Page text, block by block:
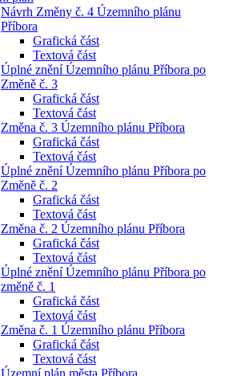
Návrh Změny č. 4 Územního plánu
Příbora
Grafická část
Textová část
Úplné znění Územního plánu Příbora po
Změně č. 3
Grafická část
Textová část
Změna č. 3 Územního plánu Příbora
Grafická část
Textová část
Úplné znění Územního plánu Příbora po
Změně č. 2
Grafická část
Textová část
Změna č. 2 Územního plánu Příbora
Grafická část
Textová část
Úplné znění Územního plánu Příbora po
změně č. 1
Grafická část
Textová část
Změna č. 1 Územního plánu Příbora
Grafická část
Textová část
Územní plán města Příbora